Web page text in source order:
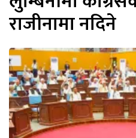
राजीनामा नदिने